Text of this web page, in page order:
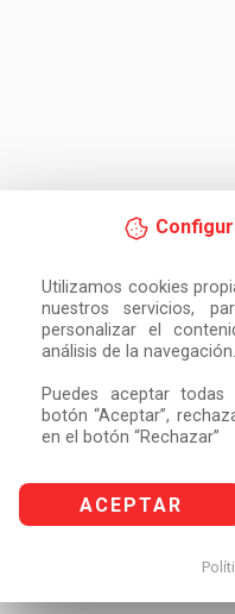
Utilizamos cookies
nuestros servicios,
personalizar el
análisis de la navegación.
Puedes aceptar
botón “Aceptar”,
en el botón “Rechazar”
ACEPTAR